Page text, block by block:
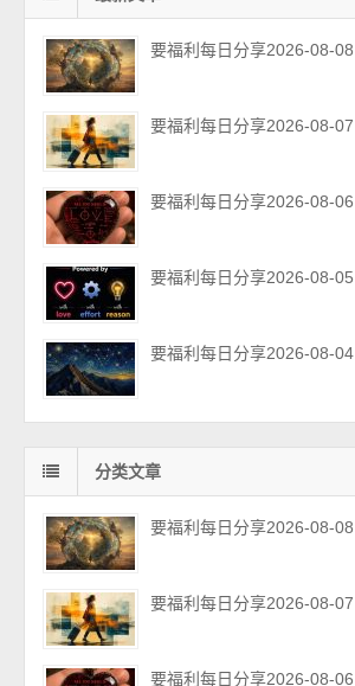
要福利每日分享2026-08-08
要福利每日分享2026-08-07
要福利每日分享2026-08-06
要福利每日分享2026-08-05
要福利每日分享2026-08-04
分类文章
要福利每日分享2026-08-08
要福利每日分享2026-08-07
要福利每日分享2026-08-06